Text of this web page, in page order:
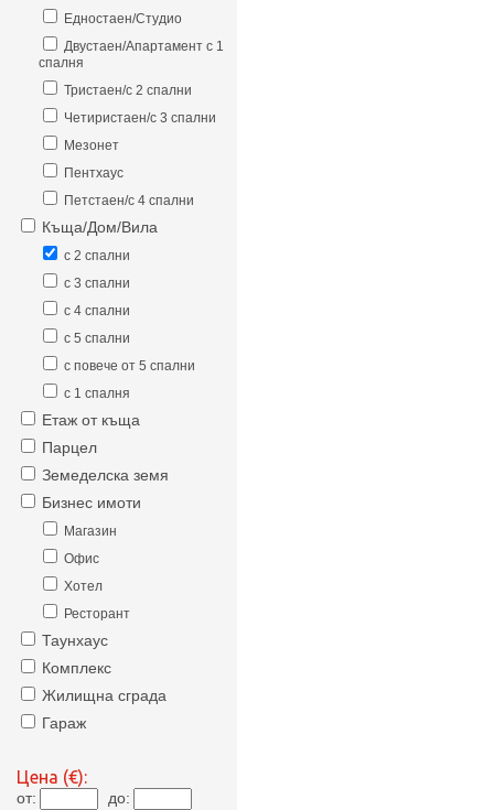
Едностаен/Студио
Двустаен/Апартамент с 1
спалня
Тристаен/с 2 спални
Четиристаен/с 3 спални
Мезонет
Пентхаус
Петстаен/с 4 спални
Къща/Дом/Вила
с 2 спални
с 3 спални
с 4 спални
с 5 спални
с повече от 5 спални
с 1 спалня
Етаж от къща
Парцел
Земеделска земя
Бизнес имоти
Магазин
Офис
Хотел
Ресторант
Таунхаус
Комплекс
Жилищна сграда
Гараж
Цена (€):
от: до: